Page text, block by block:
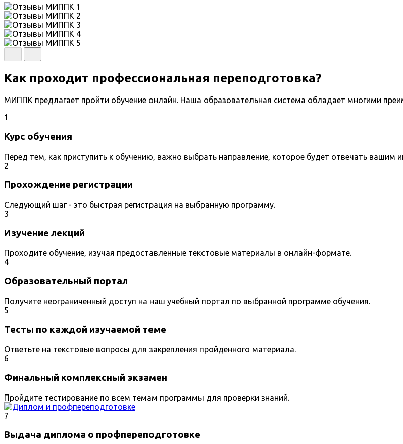
Как проходит профессиональная переподготовка?
МИППК предлагает пройти обучение онлайн. Наша образовательная система обладает многими
1
Курс обучения
Перед тем, как приступить к обучению, важно выбрать направление, которое будет отвечать вашим
2
Прохождение регистрации
Следующий шаг - это быстрая регистрация на выбранную программу.
3
Изучение лекций
Проходите обучение, изучая предоставленные текстовые материалы в онлайн-формате.
4
Образовательный портал
Получите неограниченный доступ на наш учебный портал по выбранной программе обучения.
5
Тесты по каждой изучаемой теме
Ответьте на текстовые вопросы для закрепления пройденного материала.
6
Финальный комплексный экзамен
Пройдите тестирование по всем темам программы для проверки знаний.
7
Выдача диплома о профпереподготовке